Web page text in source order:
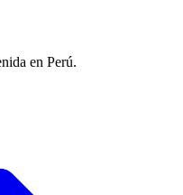
en Perú.